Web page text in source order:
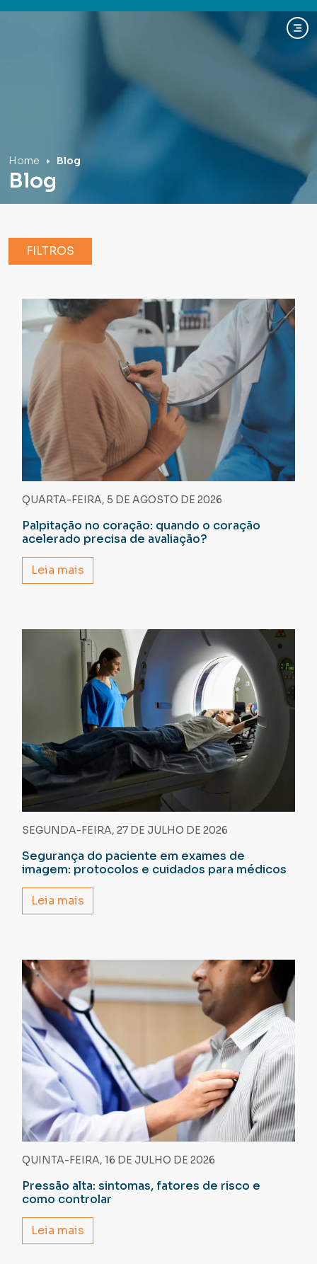
Home Blog
Blog
FILTROS
QUARTA-FEIRA, 5 DE AGOSTO DE 2026
Palpitação no coração: quando o coração
acelerado precisa de avaliação?
Leia mais
SEGUNDA-FEIRA, 27 DE JULHO DE 2026
Segurança do paciente em exames de
imagem: protocolos e cuidados para médicos
Leia mais
QUINTA-FEIRA, 16 DE JULHO DE 2026
Pressão alta: sintomas, fatores de risco e
como controlar
Leia mais